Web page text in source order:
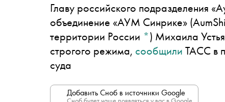
Главу российского подразделения
объединение «АУМ Синрике»
территории России *) Михаила
строгого режима, сообщили ТАСС в
суда
Добавить Сноб в источники Google